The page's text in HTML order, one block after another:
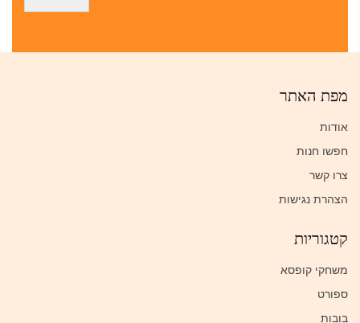
מפת האתר
אודות
חפשו חנות
צרו קשר
הצהרת נגישות
קטגוריות
משחקי קופסא
ספורט
בובות